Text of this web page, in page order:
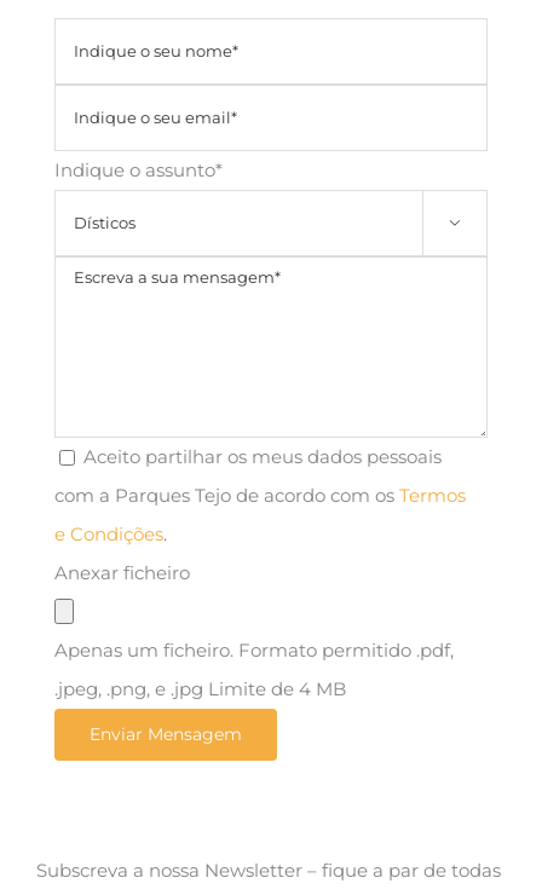
Indique o assunto*

Aceito partilhar os meus dados pessoais
com a Parques Tejo de acordo com os Termos
e Condições.
Anexar ficheiro
Apenas um ficheiro. Formato permitido .pdf,
.jpeg, .png, e .jpg Limite de 4 MB
Subscreva a nossa Newsletter – fique a par de todas